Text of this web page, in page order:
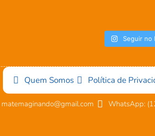
Seguir no
Quem Somos Política de
WhatsApp: